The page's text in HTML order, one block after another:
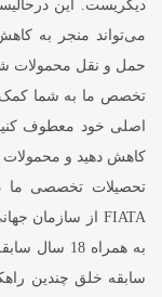
دیگریست. این
می‌تواند منجر به
حمل و نقل محمولات
اصلی خود معطوف
کاهش دهید و محمولات
تحصیلات تخصصی ما
به‌ همراه
سابقه خلق چندین